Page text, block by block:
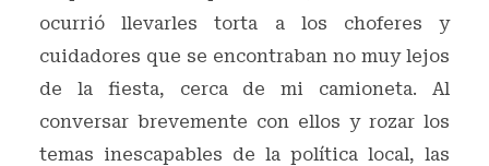
ocurrió llevarles torta a los choferes y
cuidadores que se encontraban no muy lejos
de la fiesta, cerca de mi camioneta. Al
conversar brevemente con ellos y rozar los
temas inescapables de la política local, las